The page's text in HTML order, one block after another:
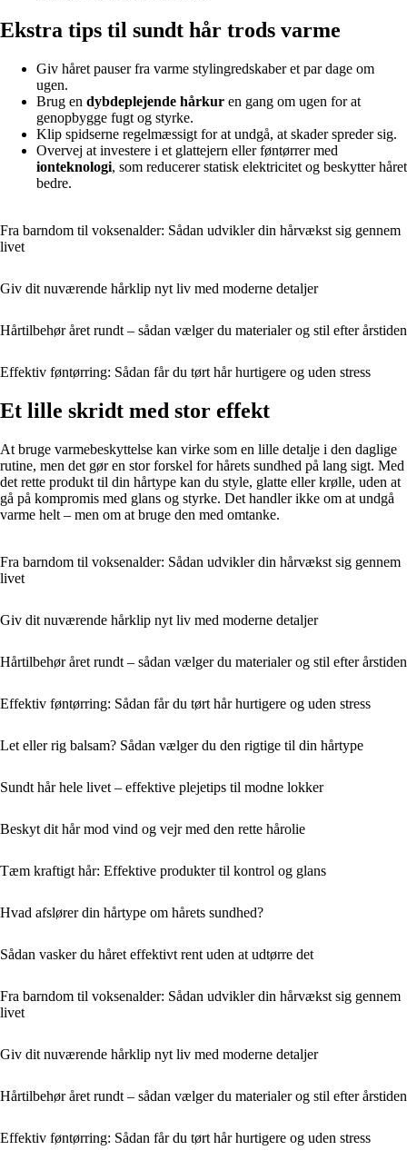
Ekstra tips til sundt hår trods varme
Giv håret pauser fra varme stylingredskaber et par dage om
ugen.
Brug en dybdeplejende hårkur en gang om ugen for at
genopbygge fugt og styrke.
Klip spidserne regelmæssigt for at undgå, at skader spreder sig.
Overvej at investere i et glattejern eller føntørrer med
ionteknologi, som reducerer statisk elektricitet og beskytter håret
bedre.
Fra barndom til voksenalder: Sådan udvikler din hårvækst sig gennem
livet
Giv dit nuværende hårklip nyt liv med moderne detaljer
Hårtilbehør året rundt – sådan vælger du materialer og stil efter årstiden
Effektiv føntørring: Sådan får du tørt hår hurtigere og uden stress
Et lille skridt med stor effekt
At bruge varmebeskyttelse kan virke som en lille detalje i den daglige
rutine, men det gør en stor forskel for hårets sundhed på lang sigt. Med
det rette produkt til din hårtype kan du style, glatte eller krølle, uden at
gå på kompromis med glans og styrke. Det handler ikke om at undgå
varme helt – men om at bruge den med omtanke.
Fra barndom til voksenalder: Sådan udvikler din hårvækst sig gennem
livet
Giv dit nuværende hårklip nyt liv med moderne detaljer
Hårtilbehør året rundt – sådan vælger du materialer og stil efter årstiden
Effektiv føntørring: Sådan får du tørt hår hurtigere og uden stress
Let eller rig balsam? Sådan vælger du den rigtige til din hårtype
Sundt hår hele livet – effektive plejetips til modne lokker
Beskyt dit hår mod vind og vejr med den rette hårolie
Tæm kraftigt hår: Effektive produkter til kontrol og glans
Hvad afslører din hårtype om hårets sundhed?
Sådan vasker du håret effektivt rent uden at udtørre det
Fra barndom til voksenalder: Sådan udvikler din hårvækst sig gennem
livet
Giv dit nuværende hårklip nyt liv med moderne detaljer
Hårtilbehør året rundt – sådan vælger du materialer og stil efter årstiden
Effektiv føntørring: Sådan får du tørt hår hurtigere og uden stress